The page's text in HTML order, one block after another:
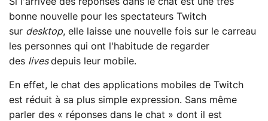
Si l'arrivée des réponses dans le chat est une très
bonne nouvelle pour les spectateurs Twitch
sur desktop, elle laisse une nouvelle fois sur le carreau
les personnes qui ont l'habitude de regarder
des livesdepuis leur mobile.
En effet, le chat des applications mobiles de Twitch
est réduit à sa plus simple expression. Sans même
parler des « réponses dans le chat » dont il est